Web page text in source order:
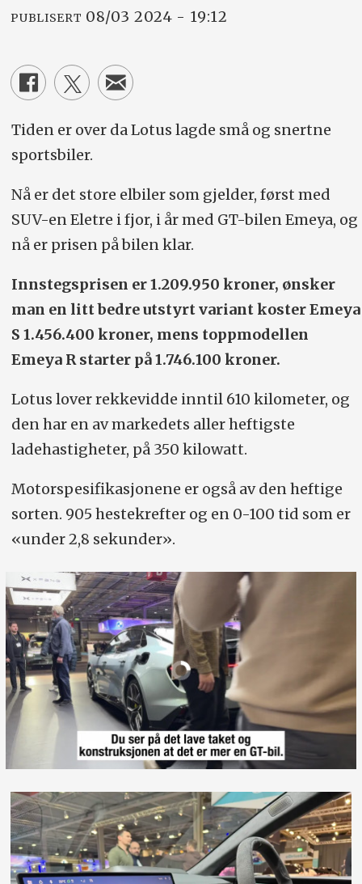
PUBLISERT 08/03 2024 - 19:12
Tiden er over da Lotus lagde små og snertne
sportsbiler.
Nå er det store elbiler som gjelder, først med
SUV-en Eletre i fjor, i år med GT-bilen Emeya, og
nå er prisen på bilen klar.
Innstegsprisen er 1.209.950 kroner, ønsker
man en litt bedre utstyrt variant koster Emeya
S 1.456.400 kroner, mens toppmodellen
Emeya R starter på 1.746.100 kroner.
Lotus lover rekkevidde inntil 610 kilometer, og
den har en av markedets aller heftigste
ladehastigheter, på 350 kilowatt.
Motorspesifikasjonene er også av den heftige
sorten. 905 hestekrefter og en 0-100 tid som er
«under 2,8 sekunder».